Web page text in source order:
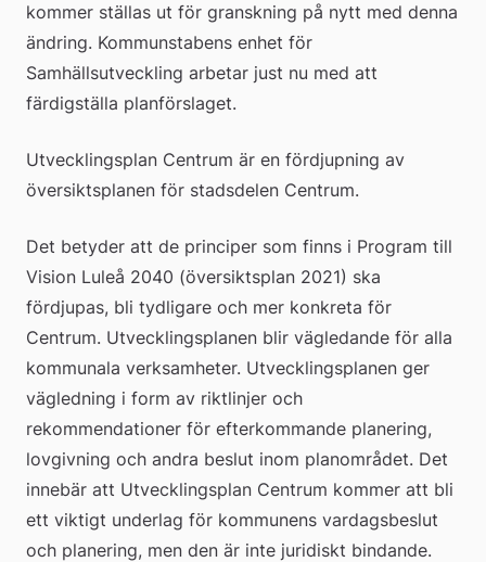
kommer ställas ut för granskning på nytt med denna
ändring. Kommunstabens enhet för
Samhällsutveckling arbetar just nu med att
färdigställa planförslaget.
Utvecklingsplan Centrum är en fördjupning av
översiktsplanen för stadsdelen Centrum.
Det betyder att de principer som finns i Program till
Vision Luleå 2040 (översiktsplan 2021) ska
fördjupas, bli tydligare och mer konkreta för
Centrum. Utvecklingsplanen blir vägledande för alla
kommunala verksamheter. Utvecklingsplanen ger
vägledning i form av riktlinjer och
rekommendationer för efterkommande planering,
lovgivning och andra beslut inom planområdet. Det
innebär att Utvecklingsplan Centrum kommer att bli
ett viktigt underlag för kommunens vardagsbeslut
och planering, men den är inte juridiskt bindande.